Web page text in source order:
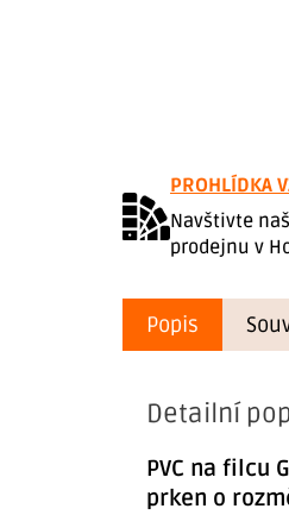
PROHLÍDKA
Navštivte
prodejnu v
Popis
Detailní
PVC na filcu
prken o